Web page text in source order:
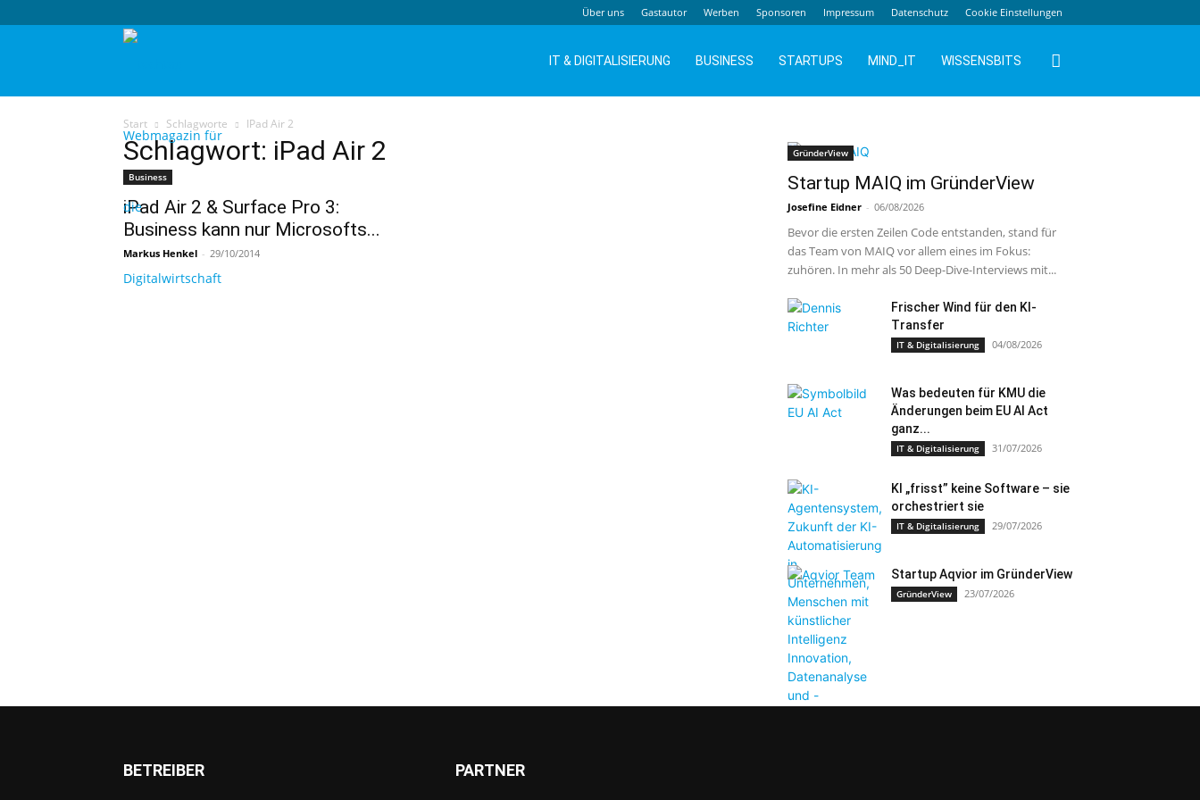
Über uns Gastautor Werben Sponsoren Impressum Datenschutz Cookie Einstellungen
IT & DIGITALISIERUNG BUSINESS STARTUPS MIND_IT WISSENSBITS
Start Schlagworte IPad Air 2
Schlagwort: iPad Air 2
Business
iPad Air 2 & Surface Pro 3:
Business kann nur Microsofts...
Markus Henkel - 29/10/2014
GründerView
Startup MAIQ im GründerView
Josefine Eidner - 06/08/2026
Bevor die ersten Zeilen Code entstanden, stand für
das Team von MAIQ vor allem eines im Fokus:
zuhören. In mehr als 50 Deep-Dive-Interviews mit...
Frischer Wind für den KI-
Transfer
IT & Digitalisierung 04/08/2026
Was bedeuten für KMU die
Änderungen beim EU AI Act
ganz...
IT & Digitalisierung 31/07/2026
KI „frisst” keine Software – sie
orchestriert sie
IT & Digitalisierung 29/07/2026
Startup Aqvior im GründerView
GründerView 23/07/2026
BETREIBER PARTNER